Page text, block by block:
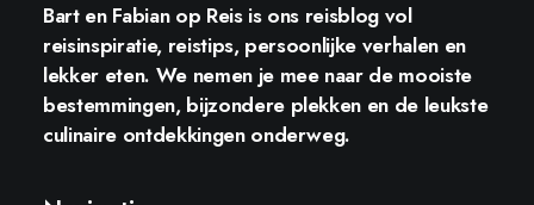
Bart en Fabian op Reisis ons reisblog vol
reisinspiratie, reistips, persoonlijke verhalen en
lekker eten. We nemen je mee naar de mooiste
bestemmingen, bijzondere plekken en de leukste
culinaire ontdekkingen onderweg.